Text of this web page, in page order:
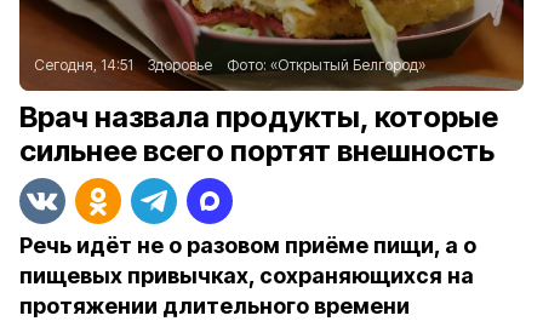
Сегодня, 14:51 Здоровье Фото: «Открытый Белгород»
Врач назвала продукты, которые
сильнее всего портят внешность
Речь идёт не о разовом приёме пищи, а о
пищевых привычках, сохраняющихся на
протяжении длительного времени